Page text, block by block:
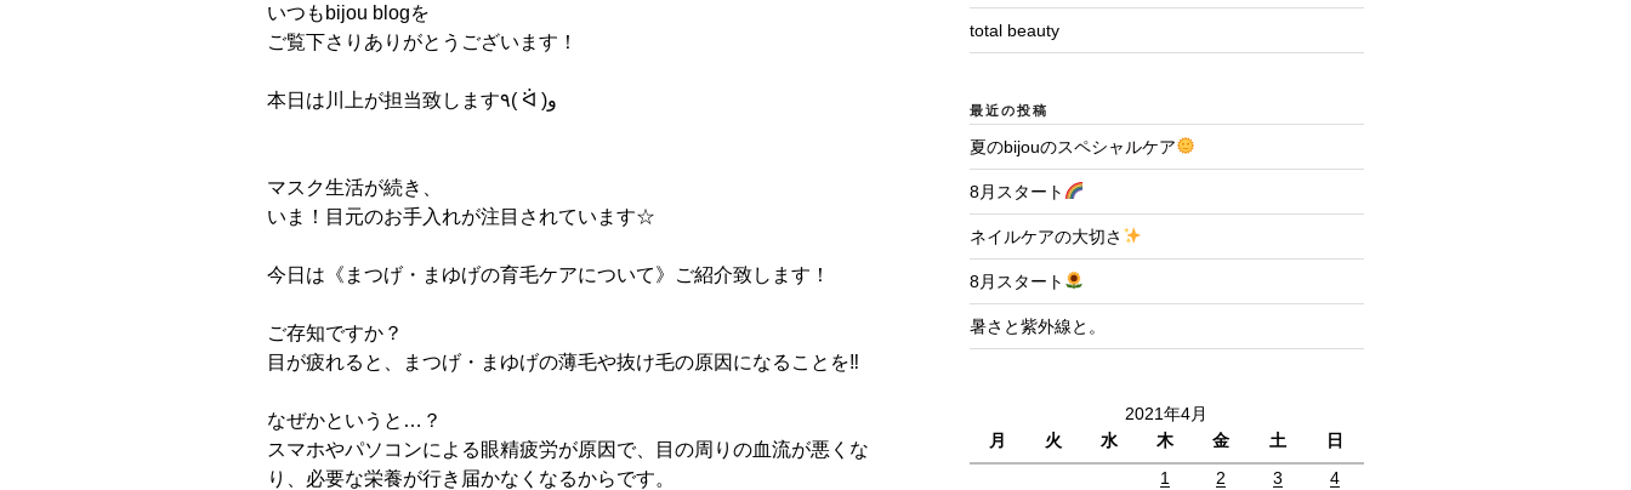
いつも bijou blogを
ご覧下さりありがとうございます！
本日は川上が担当致します٩( ᐛ )و
マスク生活が続き、
いま！目元のお手入れが注目されています☆
今日は《まつげ・まゆげの育毛ケアについて》ご紹介致します！
ご存知ですか？
目が疲れると、まつげ・まゆげの薄毛や抜け毛の原因になることを‼︎
なぜかというと … ？
スマホやパソコンによる眼精疲労が原因で、目の周りの血流が悪くな
り、必要な栄養が行き届かなくなるからです。
total beauty
最近の投稿
夏のbijouのスペシャルケア
8月スタート
ネイルケアの大切さ
8月スタート
暑さと紫外線と。
2021年4月
月
火 水 木 金 土 日
1 2 3
4